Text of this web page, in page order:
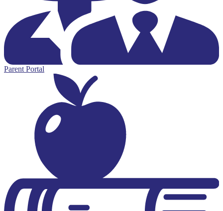
Parent Portal